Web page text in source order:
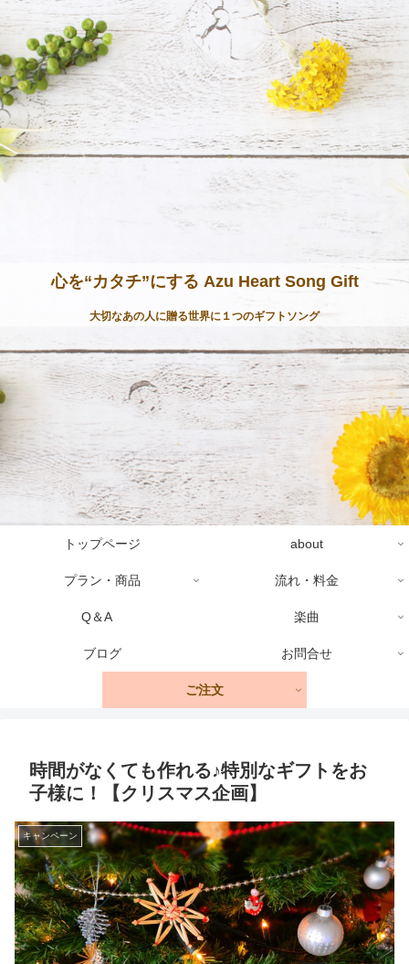
心を“カタチ”にする Azu Heart Song Gift
大切なあの人に贈る世界に１つのギフトソング
トップページ about
プラン・商品 流れ・料金
Q＆A 楽曲
ブログ お問合せ
ご注文
時間がなくても作れる♪特別なギフトをお
子様に！【クリスマス企画】
キャンペーン